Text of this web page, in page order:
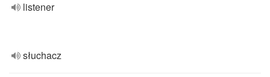
listener
słuchacz